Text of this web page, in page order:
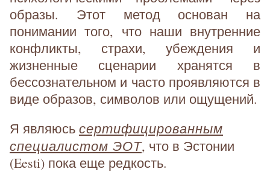
образы. Этот метод основан на
понимании того, что наши внутренние
конфликты, страхи, убеждения и
жизненные сценарии хранятся в
бессознательном и часто проявляются в
виде образов, символов или ощущений.
Я являюсь сертифицированным
специалистом ЭОТ, что в Эстонии
(Eesti) пока еще редкость.